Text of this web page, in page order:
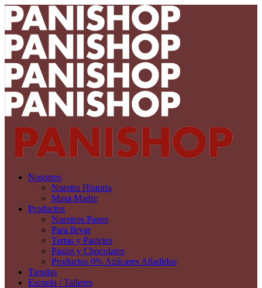
Nosotros
Nuestra Historia
Masa Madre
Productos
Nuestros Panes
Para llevar
Tartas y Pasteles
Pastas y Chocolates
Productos 0% Azúcares Añadidos
Tiendas
Escuela / Talleres